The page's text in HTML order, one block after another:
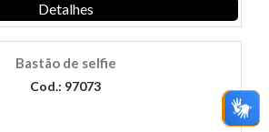
Detalhes
Bastão de selfie
Cod.: 97073